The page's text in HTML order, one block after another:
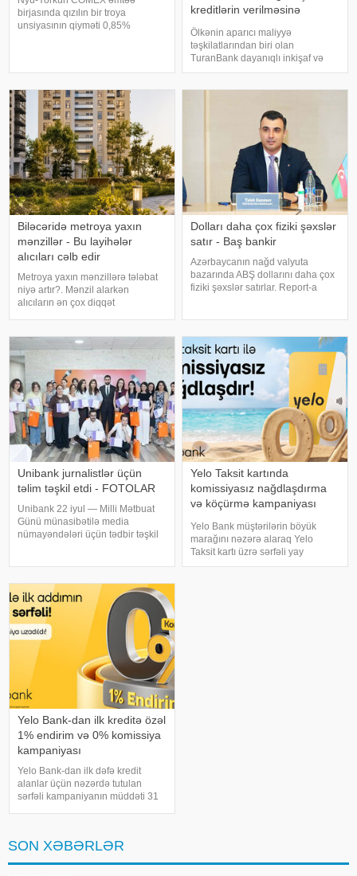
birjasında qızılın bir troya
unsiyasının qiyməti 0,85%
də gümüşün bir unsiyasının
qiyməti də 2,3% azalara
kreditlərin verilməsinə
başladı
Ölkənin aparıcı maliyyə
təşkilatlarından biri olan
TuranBank dayanıqlı inkişaf və
yaşıl iqtisadiyyatın
Bank, cari ilin aprel ayında Enerji
Məsələlərini Tənzimləm
Biləcəridə metroya yaxın
mənzillər - Bu layihələr
alıcıları cəlb edir
Metroya yaxın mənzillərə tələbat
niyə artır?. Mənzil alarkən
alıcıların ən çox diqqət
həm gündəlikgediş-gəlişi
asanlaşdırdığı, həm də gələcəkdə
dəyə
Dolları daha çox fiziki şəxslər
satır - Baş bankir
Azərbaycanın nağd valyuta
bazarında ABŞ dollarını daha çox
fiziki şəxslər satırlar. Report-a
gün keçirdiyi mətbuat
konfransında bildirib
Unibank jurnalistlər üçün
təlim təşkil etdi - FOTOLAR
Unibank 22 iyul — Milli Mətbuat
Günü münasibətilə media
nümayəndələri üçün tədbir təşkil
etmək, media ilə əməkdaşlığı
daha da gücləndirmə
Yelo Taksit kartında
komissiyasız nağdlaşdırma
və köçürmə kampaniyası
Yelo Bank müştərilərin böyük
marağını nəzərə alaraq Yelo
Taksit kartı üzrə sərfəli yay
kampaniyasının müddətini uzatdı
Yelo Bank-dan ilk kreditə özəl
1% endirim və 0% komissiya
kampaniyası
Yelo Bank-dan ilk dəfə kredit
alanlar üçün nəzərdə tutulan
sərfəli kampaniyanın müddəti 31
gerçəkləşdirmək, təcili
SON XƏBƏRLƏR